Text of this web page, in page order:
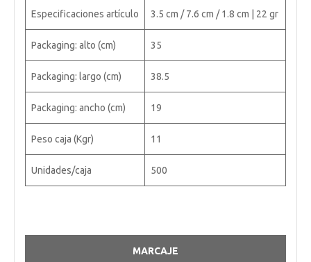
Especificaciones artículo 3.5 cm / 7.6 cm / 1.8 cm | 22 gr
Packaging: alto (cm) 35
Packaging: largo (cm) 38.5
Packaging: ancho (cm) 19
Peso caja (Kgr) 11
Unidades/caja 500
MARCAJE